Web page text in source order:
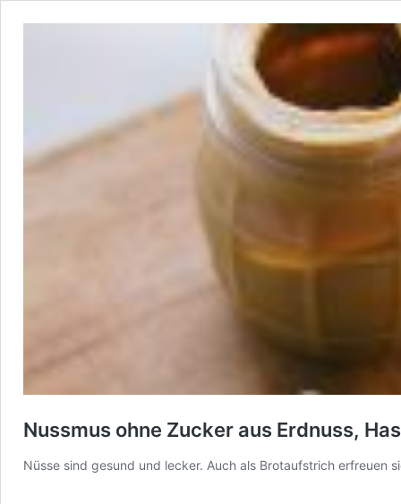
Nussmus ohne Zucker aus Erdnuss,
Nüsse sind gesund und lecker. Auch als Brotaufstrich